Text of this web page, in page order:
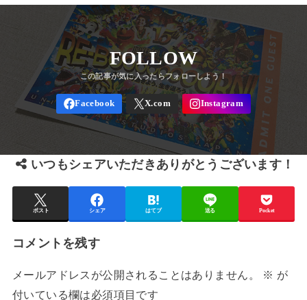
FOLLOW
いつもシェアいただきありがとうございます！
ポスト シェア はてブ 送る Pocket
コメントを残す
メールアドレスが公開されることはありません。 ※ が
付いている欄は必須項目です